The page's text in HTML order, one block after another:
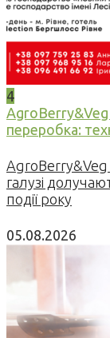
4
AgroBerry&Veg
переробка:
AgroBerry&Veg
галузі
події року
05.08.2026